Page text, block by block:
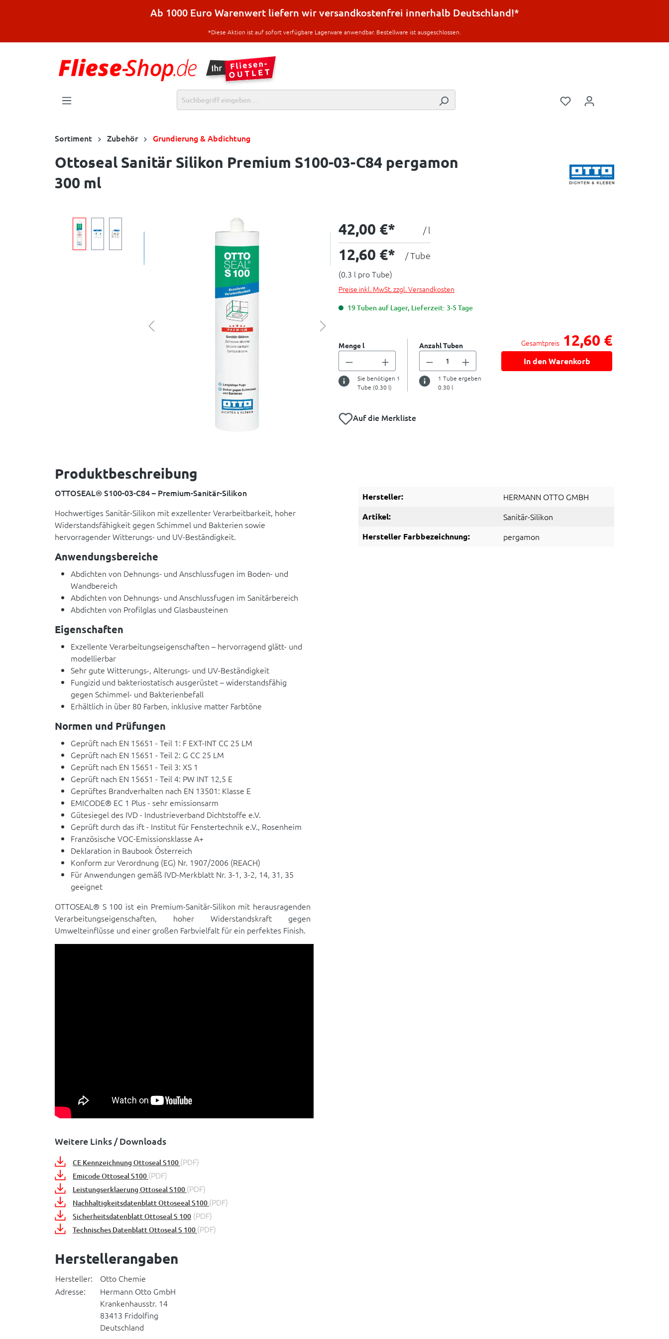
Ab 1000 Euro Warenwert liefern wir versandkostenfrei innerhalb Deutschland!*
*Diese Aktion ist auf sofort verfügbare Lagerware anwendbar. Bestellware ist ausgeschlossen.
Sortiment Zubehör Grundierung & Abdichtung
Ottoseal Sanitär Silikon Premium S100-03-C84 pergamon
300 ml
42,00 €* / l
12,60 €* / Tube
(0.3 l pro Tube)
Preise inkl. MwSt. zzgl. Versandkosten
19 Tuben auf Lager, Lieferzeit: 3-5 Tage
Menge l
Sie benötigen 1
Tube (0.30 l)
Anzahl Tuben
1 Tube ergeben
0.30 l
Gesamtpreis 12,60 €
In den Warenkorb
Auf die Merkliste
Produktbeschreibung
OTTOSEAL® S100-03-C84 – Premium-Sanitär-Silikon
Hochwertiges Sanitär-Silikon mit exzellenter Verarbeitbarkeit, hoher
Widerstandsfähigkeit gegen Schimmel und Bakterien sowie
hervorragender Witterungs- und UV-Beständigkeit.
Anwendungsbereiche
Abdichten von Dehnungs- und Anschlussfugen im Boden- und
Wandbereich
Abdichten von Dehnungs- und Anschlussfugen im Sanitärbereich
Abdichten von Profilglas und Glasbausteinen
Eigenschaften
Exzellente Verarbeitungseigenschaften – hervorragend glätt- und
modellierbar
Sehr gute Witterungs-, Alterungs- und UV-Beständigkeit
Fungizid und bakteriostatisch ausgerüstet – widerstandsfähig
gegen Schimmel- und Bakterienbefall
Erhältlich in über 80 Farben, inklusive matter Farbtöne
Normen und Prüfungen
Geprüft nach EN 15651 - Teil 1: F EXT-INT CC 25 LM
Geprüft nach EN 15651 - Teil 2: G CC 25 LM
Geprüft nach EN 15651 - Teil 3: XS 1
Geprüft nach EN 15651 - Teil 4: PW INT 12,5 E
Geprüftes Brandverhalten nach EN 13501: Klasse E
EMICODE® EC 1 Plus - sehr emissionsarm
Gütesiegel des IVD - Industrieverband Dichtstoffe e.V.
Geprüft durch das ift - Institut für Fenstertechnik e.V., Rosenheim
Französische VOC-Emissionsklasse A+
Deklaration in Baubook Österreich
Konform zur Verordnung (EG) Nr. 1907/2006 (REACH)
Für Anwendungen gemäß IVD-Merkblatt Nr. 3-1, 3-2, 14, 31, 35
geeignet
OTTOSEAL® S 100 ist ein Premium-Sanitär-Silikon mit herausragenden
Verarbeitungseigenschaften, hoher Widerstandskraft gegen
Umwelteinflüsse und einer großen Farbvielfalt für ein perfektes Finish.
Weitere Links / Downloads
CE Kennzeichnung Ottoseal S100 (PDF)
Emicode Ottoseal S100 (PDF)
Leistungserklaerung Ottoseal S100 (PDF)
Nachhaltigkeitsdatenblatt Ottoseeal S100 (PDF)
Sicherheitsdatenblatt Ottoseal S 100 (PDF)
Technisches Datenblatt Ottoseal S 100 (PDF)
Hersteller: HERMANN OTTO GMBH
Artikel: Sanitär-Silikon
Hersteller Farbbezeichnung: pergamon
Herstellerangaben
Hersteller:
Otto Chemie
Adresse:
Hermann Otto GmbH
Krankenhausstr. 14
83413 Fridolfing
Deutschland